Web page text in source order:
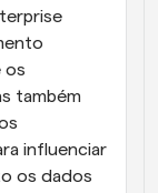
os
também
influenciar
os dados